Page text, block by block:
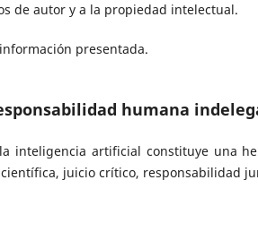
de autor y a la propiedad intelectual.
presentada.
humana
la inteligencia artificial constituye una
juicio crítico, responsabilidad